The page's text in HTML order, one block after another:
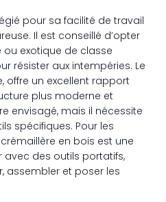
pour sa facilité de travail
Il est conseillé d’opter
exotique de classe
résister aux intempéries. Le
offre un excellent rapport
plus moderne et
envisagé, mais il nécessite
spécifiques. Pour les
en bois est une
avec des outils portatifs,
assembler et poser les